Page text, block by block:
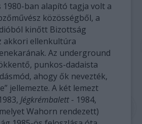
1980-ban alapító tagja volt a
közösségből, a
kinőtt Bizottság
akkori ellenkultúra
Az underground
punkos-dadaista
ahogy ők nevezték,
jellemezte. A két lemezt
Jégkrémbalett- 1984,
Wahorn rendezett)